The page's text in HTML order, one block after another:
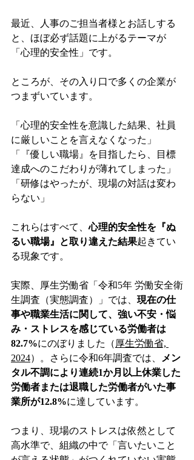
最近、人事のご担当者様とお話しする
と、ほぼ必ず話題に上がるテーマが
「心理的安全性」です。
ところが、その入り口で多くの企業が
つまずいています。
「心理的安全性を意識した結果、社員
に厳しいことを言えなくなった」
「『優しい職場』を目指したら、目標
達成へのこだわりが薄れてしまった」
「研修はやったが、現場の対話は変わ
らない」
これらはすべて、心理的安全性を『ぬ
るい職場』と取り違えた結果起きてい
る現象です。
実際、厚生労働省「令和5年 労働安全衛
生調査（実態調査）」では、 現在の仕
事や職業生活に関して、強い不安・悩
み・ストレスを感じている労働者は
82.7%にのぼりました（ 厚生労働省,
2024）。さらに令和6年調査では、
メン
タル不調により連続1か月以上休業した
労働者または退職した労働者がいた事
業所が12.8%に達しています。
つまり、現場のストレスは依然として
高水準で、組織の中で「言いたいこと